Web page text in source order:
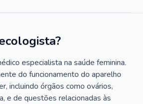
especialista na saúde feminina.
do funcionamento do aparelho
incluindo órgãos como ovários,
e de questões relacionadas às